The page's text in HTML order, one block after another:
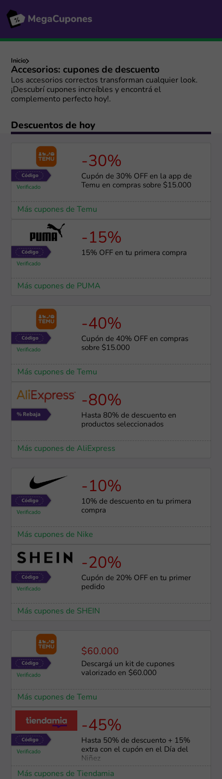
Inicio
Accesorios: cupones de descuento
Los accesorios correctos transforman cualquier look.
¡Descubrí cupones increíbles y encontrá el
complemento perfecto hoy!.
Descuentos de hoy
-30%
Cupón de 30% OFF en la app de
Temu en compras sobre $15.000
Más cupones de Temu
-15%
15% OFF en tu primera compra
Más cupones de PUMA
-40%
Cupón de 40% OFF en compras
sobre $15.000
Más cupones de Temu
-80%
Hasta 80% de descuento en
productos seleccionados
Más cupones de AliExpress
-10%
10% de descuento en tu primera
compra
Más cupones de Nike
-20%
Cupón de 20% OFF en tu primer
pedido
Más cupones de SHEIN
$60.000
Descargá un kit de cupones
valorizado en $60.000
Más cupones de Temu
-45%
Hasta 50% de descuento + 15%
extra con el cupón en el Día del
Niñez
Más cupones de Tiendamia